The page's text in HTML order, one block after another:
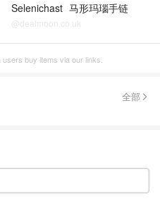
Selenichast 马形玛瑙手链
@dealmoon.co.uk
buy items via our links.
全部